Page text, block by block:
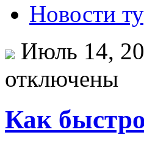
Новости
Июль 14,
отключены
Как